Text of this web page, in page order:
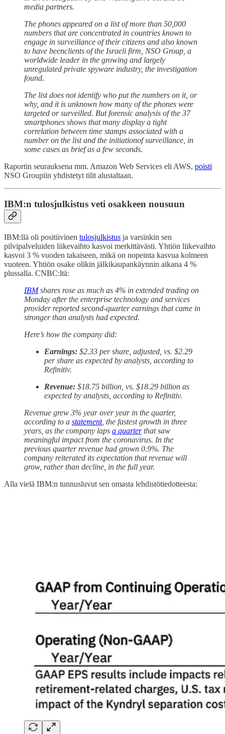
media partners.
The phones appeared on a list of more than 50,000
numbers that are concentrated in countries known to
engage in surveillance of their citizens and also known
to have beenclients of the Israeli firm, NSO Group, a
worldwide leader in the growing and largely
unregulated private spyware industry, the investigation
found.
The list does not identify who put the numbers on it, or
why, and it is unknown how many of the phones were
targeted or surveilled. But forensic analysis of the 37
smartphones shows that many display a tight
correlation between time stamps associated with a
number on the list and the initiationof surveillance, in
some cases as brief as a few seconds.
Raportin seurauksena mm. Amazon Web Services eli AWS, poisti
NSO Groupiin yhdistetyt tilit alustaltaan.
IBM:n tulosjulkistus veti osakkeen nousuun
IBM:llä oli positiivinen tulosjulkistus ja varsinkin sen
pilvipalveluiden liikevaihto kasvoi merkittävästi. Yhtiön liikevaihto
kasvoi 3 % vuoden takaiseen, mikä on nopeinta kasvua kolmeen
vuoteen. Yhtiön osake olikin jälkikaupankäynnin aikana 4 %
plussalla. CNBC:ltä:
IBMshares rose as much as 4% in extended trading on
Monday after the enterprise technology and services
provider reported second-quarter earnings that came in
stronger than analysts had expected.
Here’s how the company did:
Earnings: $2.33 per share, adjusted, vs. $2.29
per share as expected by analysts, according to
Refinitiv.
Revenue: $18.75 billion, vs. $18.29 billion as
expected by analysts, according to Refinitiv.
Revenue grew 3% year over year in the quarter,
according to a statement, the fastest growth in three
years, as the company laps a quarterthat saw
meaningful impact from the coronavirus. In the
previous quarter revenue had grown 0.9%. The
company reiterated its expectation that revenue will
grow, rather than decline, in the full year.
Alla vielä IBM:n tunnusluvut sen omasta lehdistötiedotteesta: